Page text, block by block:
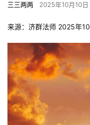
三三两两 2025年10月10
来源：济群法师 2025年